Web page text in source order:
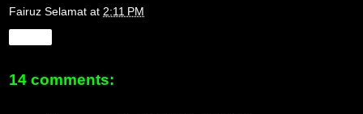
Fairuz Selamat at 2:11 PM
14 comments: